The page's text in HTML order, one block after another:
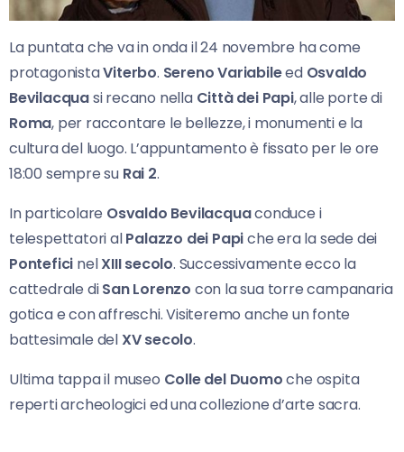
La puntata che va in onda il 24 novembre ha come
protagonistaViterbo. Sereno Variabileed Osvaldo
Bevilacquasi recano nella Città dei Papi, alle porte di
Roma, per raccontare le bellezze, i monumenti e la
cultura del luogo. L’appuntamento è fissato per le ore
18:00 sempre su Rai 2.
In particolare Osvaldo Bevilacquaconduce i
telespettatori alPalazzo dei Papiche era la sede dei
Pontefici nelXIII secolo. Successivamente ecco la
cattedrale diSan Lorenzo con la sua torre campanaria
gotica e con affreschi. Visiteremo anche un fonte
battesimale del XV secolo.
Ultima tappa il museo Colle del Duomoche ospita
reperti archeologici ed una collezione d’arte sacra.